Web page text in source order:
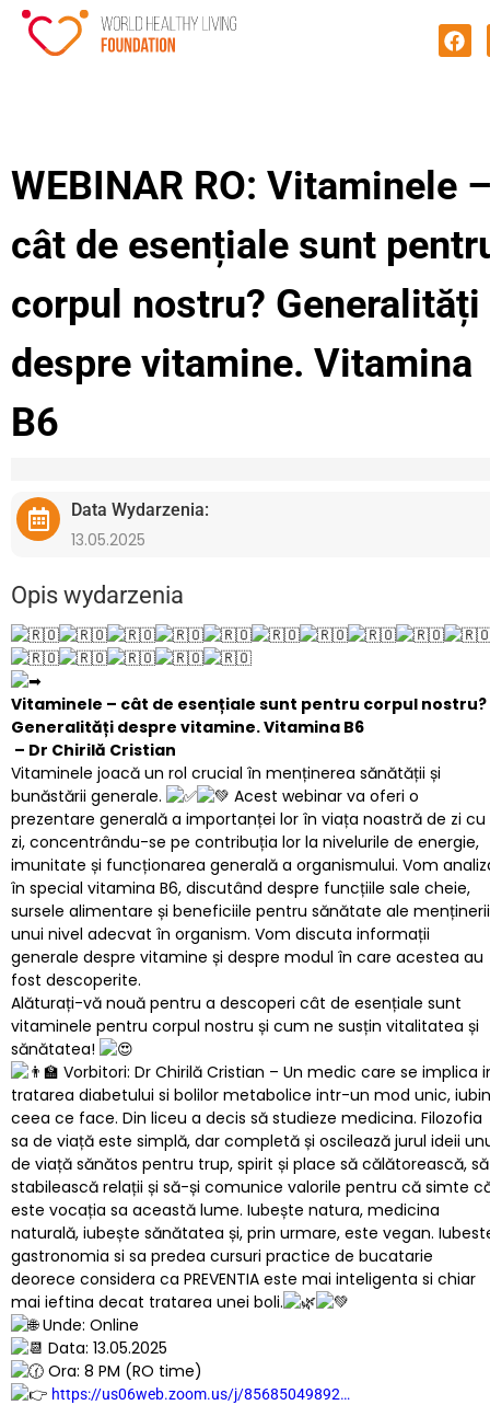
WEBINAR RO: Vitaminele
cât de esențiale sunt
corpul nostru? Generalități
despre vitamine. Vitamina
B6
Data Wydarzenia:
13.05.2025
Opis wydarzenia
Vitaminele – cât de esențiale sunt pentru corpul nostru?
Generalități despre vitamine. Vitamina B6
– Dr Chirilă Cristian
Vitaminele joacă un rol crucial în menținerea sănătății și
bunăstării generale.
Acest webinar va oferi o
prezentare generală a importanței lor în viața noastră de zi cu
zi, concentrându-se pe contribuția lor la nivelurile de energie,
imunitate și funcționarea generală a organismului. Vom
în special vitamina B6, discutând despre funcțiile sale cheie,
sursele alimentare și beneficiile pentru sănătate ale menținerii
unui nivel adecvat în organism. Vom discuta informații
generale despre vitamine și despre modul în care acestea au
fost descoperite.
Alăturați-vă nouă pentru a descoperi cât de esențiale sunt
vitaminele pentru corpul nostru și cum ne susțin vitalitatea și
sănătatea!
Vorbitori: Dr Chirilă Cristian – Un medic care se implica
tratarea diabetului si bolilor metabolice intr-un mod unic,
ceea ce face. Din liceu a decis să studieze medicina. Filozofia
sa de viață este simplă, dar completă și oscilează jurul ideii
de viață sănătos pentru trup, spirit și place să călătorească, să
stabilească relații și să-și comunice valorile pentru că simte
este vocația sa această lume. Iubește natura, medicina
naturală, iubește sănătatea și, prin urmare, este vegan.
gastronomia si sa predea cursuri practice de bucatarie
deorece considera ca PREVENTIA este mai inteligenta si chiar
mai ieftina decat tratarea unei boli.
Unde: Online
Data: 13.05.2025
Ora: 8 PM (RO time)
https://us06web.zoom.us/j/85685049892…